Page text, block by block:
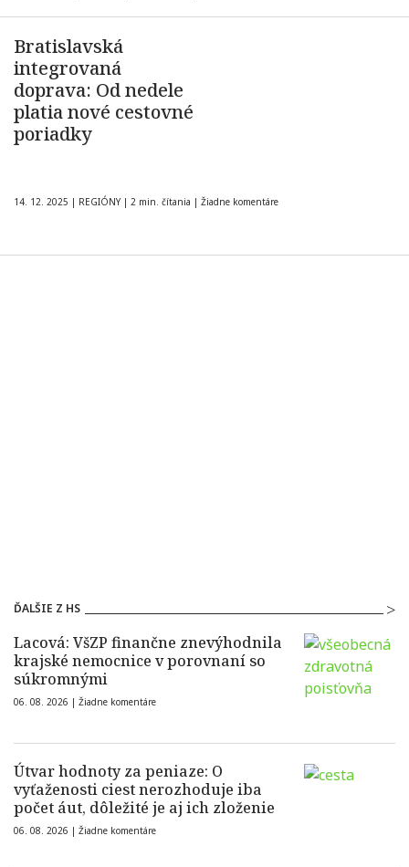
Bratislavská
integrovaná
doprava: Od nedele
platia nové cestovné
poriadky
14. 12. 2025 | REGIÓNY | 2 min. čítania | Žiadne komentáre
ĎALŠIE Z HS
Lacová: VšZP finančne znevýhodnila
krajské nemocnice v porovnaní so
súkromnými
06. 08. 2026 | Žiadne komentáre
Útvar hodnoty za peniaze: O
vyťaženosti ciest nerozhoduje iba
počet áut, dôležité je aj ich zloženie
06. 08. 2026 | Žiadne komentáre